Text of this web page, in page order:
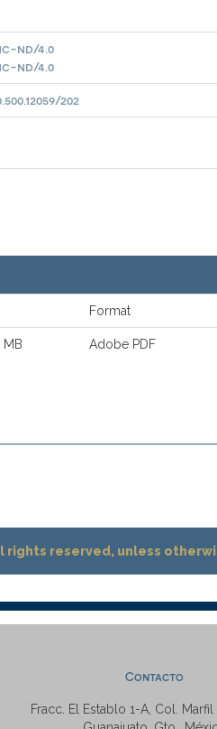
nd/4.0
nd/4.0
202
Format
MB Adobe PDF
rights reserved, unless
Contacto
Fracc. El Establo 1-A, Col. Marfil